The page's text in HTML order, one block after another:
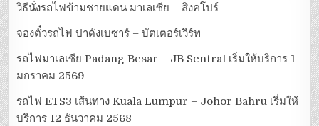
วิธีนั่งรถไฟข้ามชายแดน มาเลเซีย – สิงคโปร์
จองตั๋วรถไฟ ปาดังเบซาร์ – บัตเตอร์เวิร์ท
รถไฟมาเลเซีย Padang Besar – JB Sentral เริ่มให้บริการ 1
มกราคม 2569
รถไฟ ETS3 เส้นทาง Kuala Lumpur – Johor Bahru เริ่มให้
บริการ 12 ธันวาคม 2568